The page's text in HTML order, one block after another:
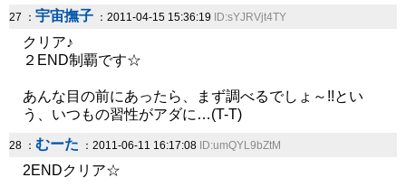
27 ： 宇宙撫子 ：2011-04-15 15:36:19 ID:sYJRVjt4TY
クリア♪
２END制覇です☆
あんな目の前にあったら、まず調べるでしょ～!!とい
う、いつもの習性がアダに…(T-T)
28 ： むーた ：2011-06-11 16:17:08 ID:umQYL9bZtM
2ENDクリア☆